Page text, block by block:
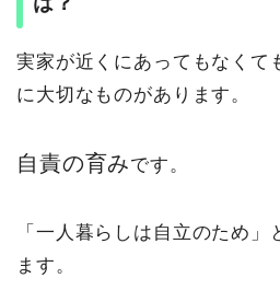
実家が近くにあってもなくて
に大切なものがあります。
自責の育みです。
「一人暮らしは自立のため
ます。